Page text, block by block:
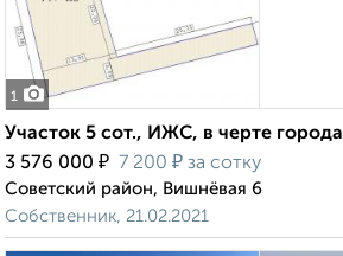
1
Участок 5 сот., ИЖС, в черте города
3 576 000 ₽ 7 200 ₽ за сотку
Советский район, Вишнёвая 6
Собственник, 21.02.2021